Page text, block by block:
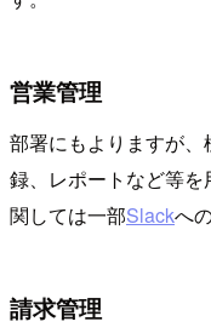
営業管理
部署にもよりますが
録、レポートなど等
関しては一部Slackへ
請求管理